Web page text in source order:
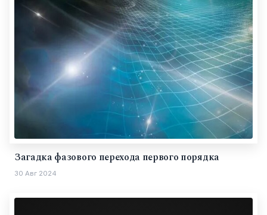
Загадка фазового перехода первого порядка
30 Авг 2024